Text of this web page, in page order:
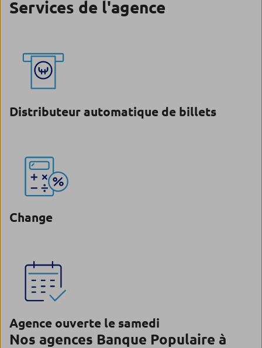
Services de l'agence
Distributeur automatique de billets
Change
Agence ouverte le samedi
Nos agences Banque Populaire à